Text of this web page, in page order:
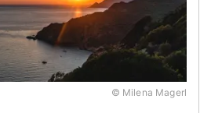
© Milena Magerl